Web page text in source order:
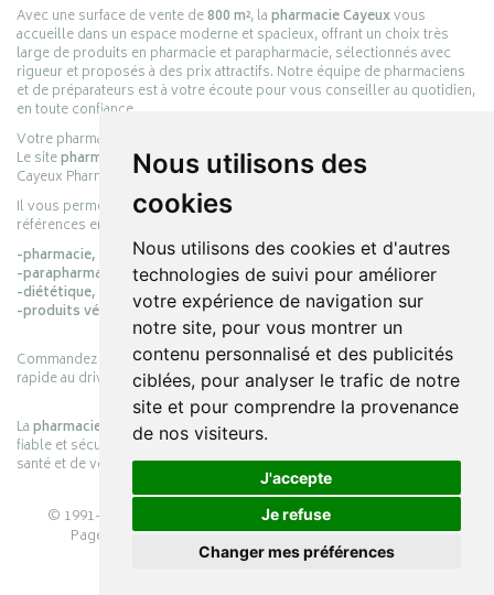
Nous utilisons des
cookies
Nous utilisons des cookies et d'autres
technologies de suivi pour améliorer
votre expérience de navigation sur
notre site, pour vous montrer un
contenu personnalisé et des publicités
ciblées, pour analyser le trafic de notre
site et pour comprendre la provenance
de nos visiteurs.
J'accepte
Je refuse
Changer mes préférences
Avec une surface de vente de800 m², lapharmacie Cayeuxvous
accueille dans un espace moderne et spacieux, offrant un choix très
large de produits en pharmacie et parapharmacie, sélectionnés avec
rigueur et proposés à des prix attractifs. Notre équipe de pharmaciens
et de préparateurs est à votre écoute pour vous conseiller au quotidien,
en toute confiance.
Votre pharmacie en ligne :
Le sitepharmacie-cayeux.frest le prolongement digital de la pharmacie
Cayeux Pharmabest Berck-sur-Mer – Rang-du-Fliers.
Il vous permet de réaliser vos achats en ligne parmi des milliers de
références en :
-pharmacie,
-parapharmacie,
-diététique,
-produits vétérinaires.
Commandez simplement vos produits en ligne et choisissez le retrait
rapide au drive ou la livraison à domicile, en toute simplicité.
Lapharmacie Cayeuxs’engage à vous offrir une expérience pratique,
fiable et sécurisée, en officine comme en ligne, au service de votre
santé et de votre bien-être.
© 1991-2026 PHARMACIE CAYEUX– Tous droits réservés –
Page mise à jour le 03/08/2026 –Pharmacie en ligne
Apotekisto